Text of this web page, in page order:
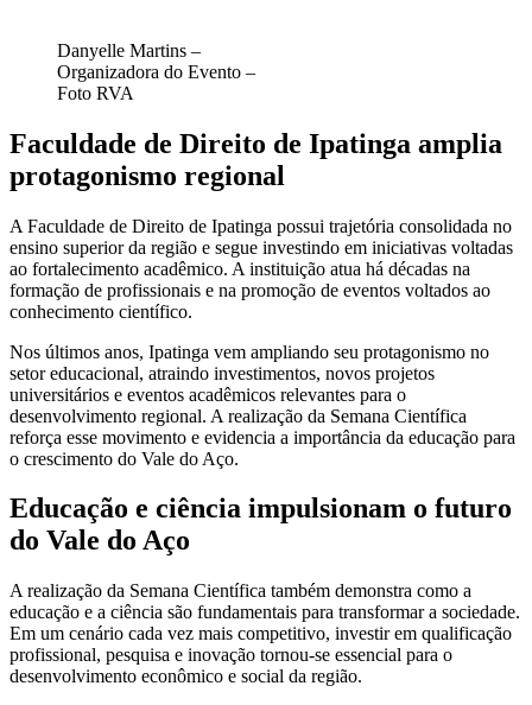
Danyelle Martins –
Organizadora do Evento –
Foto RVA
Faculdade de Direito de Ipatinga amplia
protagonismo regional
A Faculdade de Direito de Ipatinga possui trajetória consolidada no
ensino superior da região e segue investindo em iniciativas voltadas
ao fortalecimento acadêmico. A instituição atua há décadas na
formação de profissionais e na promoção de eventos voltados ao
conhecimento científico.
Nos últimos anos, Ipatinga vem ampliando seu protagonismo no
setor educacional, atraindo investimentos, novos projetos
universitários e eventos acadêmicos relevantes para o
desenvolvimento regional. A realização da Semana Científica
reforça esse movimento e evidencia a importância da educação para
o crescimento do Vale do Aço.
Educação e ciência impulsionam o futuro
do Vale do Aço
A realização da Semana Científica também demonstra como a
educação e a ciência são fundamentais para transformar a sociedade.
Em um cenário cada vez mais competitivo, investir em qualificação
profissional, pesquisa e inovação tornou-se essencial para o
desenvolvimento econômico e social da região.